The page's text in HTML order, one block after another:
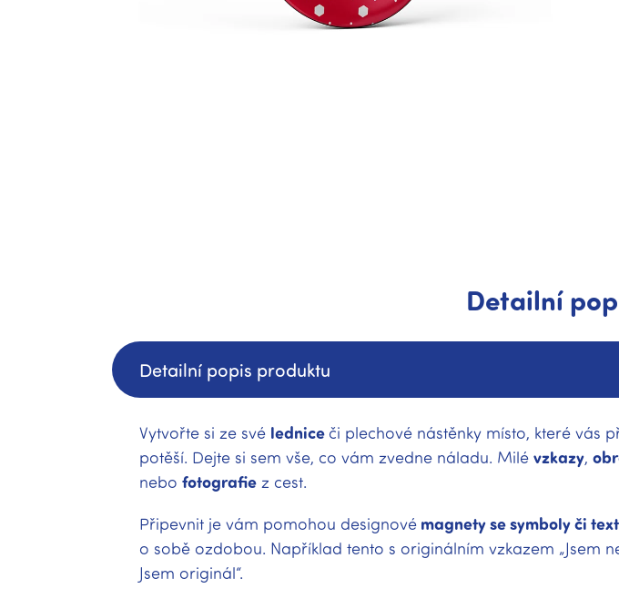
Detailní
Detailní popis produktu
Vytvořte si ze své lednice či plechové nástěnky místo, které vás
potěší. Dejte si sem vše, co vám zvedne náladu. Milé vzkazy,
nebo fotografie z cest.
Připevnit je vám pomohou designové magnety se symboly či
o sobě ozdobou. Například tento s originálním vzkazem „Jsem
Jsem originál“.